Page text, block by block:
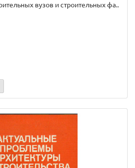
вузов и строительных фа..